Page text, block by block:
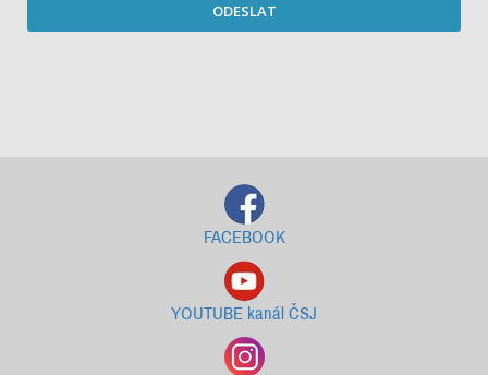
ODESLAT
FACEBOOK
YOUTUBE kanál ČSJ